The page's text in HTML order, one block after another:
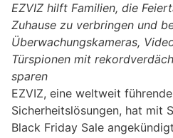
EZVIZ hilft Familien, die
Zuhause zu verbringen und
Überwachungskameras,
Türspionen mit
sparen
EZVIZ, eine weltweit
Sicherheitslösungen, hat mit
Black Friday Sale